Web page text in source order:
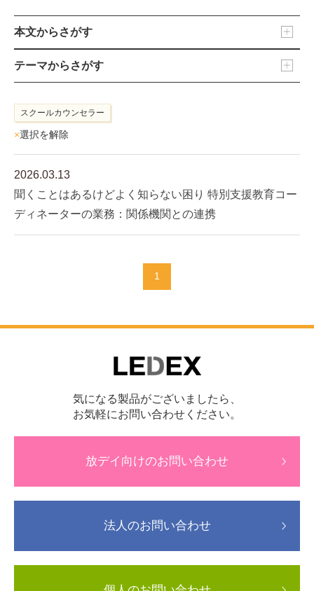
本文からさがす
テーマからさがす
スクールカウンセラー
×選択を解除
2026.03.13
聞くことはあるけどよく知らない困り 特別支援教育コー
ディネーターの業務：関係機関との連携
1
気になる製品がございましたら、
お気軽にお問い合わせください。
放デイ向けのお問い合わせ
法人のお問い合わせ